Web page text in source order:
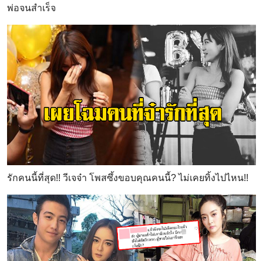
พ่อจนสำเร็จ
รักคนนี้ที่สุด!! วีเจจ๋า โพสซึ้งขอบคุณคนนี้? ไม่เคยทิ้งไปไหน!!